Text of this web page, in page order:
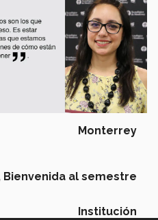
Monterrey
Bienvenida al semestre
Institución